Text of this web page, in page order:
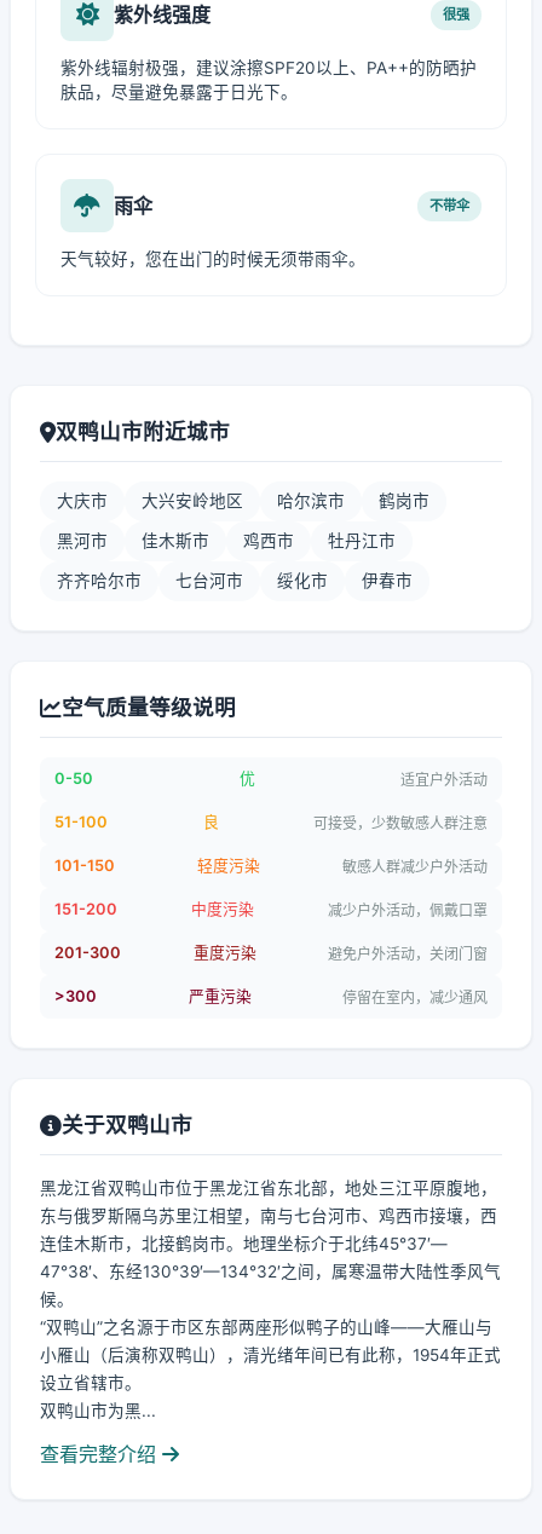
紫外线强度 很强
紫外线辐射极强，建议涂擦SPF20以上、PA++的防晒护
肤品，尽量避免暴露于日光下。
雨伞 不带伞
天气较好，您在出门的时候无须带雨伞。
双鸭山市附近城市
大庆市 大兴安岭地区 哈尔滨市 鹤岗市
黑河市 佳木斯市 鸡西市 牡丹江市
齐齐哈尔市 七台河市 绥化市 伊春市
空气质量等级说明
0-50 优 适宜户外活动
51-100 良 可接受，少数敏感人群注意
101-150 轻度污染 敏感人群减少户外活动
151-200 中度污染 减少户外活动，佩戴口罩
201-300 重度污染 避免户外活动，关闭门窗
>300 严重污染 停留在室内，减少通风
关于双鸭山市
黑龙江省双鸭山市位于黑龙江省东北部，地处三江平原腹地，
东与俄罗斯隔乌苏里江相望，南与七台河市、鸡西市接壤，西
连佳木斯市，北接鹤岗市。地理坐标介于北纬45°37′—
47°38′、东经130°39′—134°32′之间，属寒温带大陆性季风气
候。
“双鸭山”之名源于市区东部两座形似鸭子的山峰——大雁山与
小雁山（后演称双鸭山），清光绪年间已有此称，1954年正式
设立省辖市。
双鸭山市为黑...
查看完整介绍